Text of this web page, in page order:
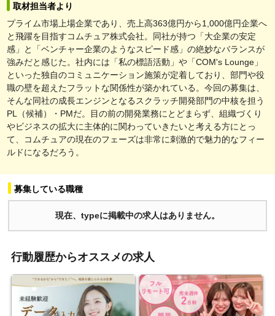
取材担当者より
プライム市場上場企業であり、売上高363億円から1,000億円企業へ
と飛躍を目指すコムチュア株式会社。同社が持つ「大企業の安定
感」と「ベンチャー企業のようなスピード感」の絶妙なバランスが
強みだと感じた。社内には「私の標語活動」や「COM's Lounge」
といった独自のコミュニケーション施策が定着しており、部門や役
職の壁を超えたフラットな関係性が築かれている。今回の募集は、
そんな同社の成長エンジンとなるスクラッチ開発部門の中核を担う
PL（候補）・PMだ。目の前の開発業務にとどまらず、組織づくり
やビジネスの拡大に主体的に関わっていきたいと考える方にとっ
て、コムチュアの現在のフェーズは非常に刺激的で魅力的なフィー
ルドになるだろう。
募集している職種
現在、typeに掲載中の求人はありません。
行動履歴からオススメの求人